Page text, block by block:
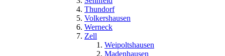
Thundorf
Volkershausen
Werneck
Zell
Weipoltshausen
Madenhausen